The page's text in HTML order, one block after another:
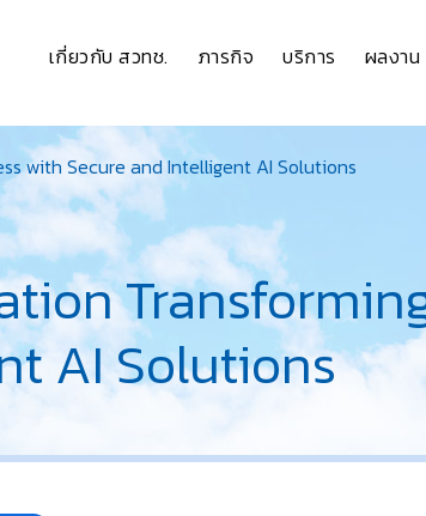
เกี่ยวกับ สวทช. ภารกิจ บริการ ผลงาน
with Secure and Intelligent AI Solutions
AI Solutions